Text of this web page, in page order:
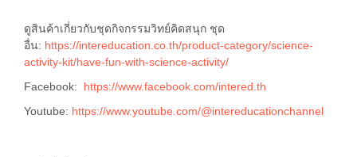
ดูสินค้าเกี่ยวกับชุดกิจกรรมวิทย์คิดสนุก ชุด
อื่น: https://intereducation.co.th/product-category/science-
activity-kit/have-fun-with-science-activity/
Facebook: https://www.facebook.com/intered.th
Youtube: https://www.youtube.com/@intereducationchannel